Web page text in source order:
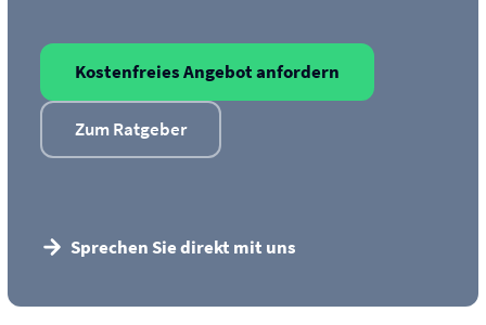
Kostenfreies Angebot anfordern
Zum Ratgeber
Sprechen Sie direkt mit uns